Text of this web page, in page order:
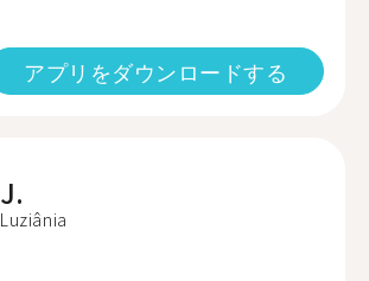
アプリをダウンロードする
J.
Luziânia